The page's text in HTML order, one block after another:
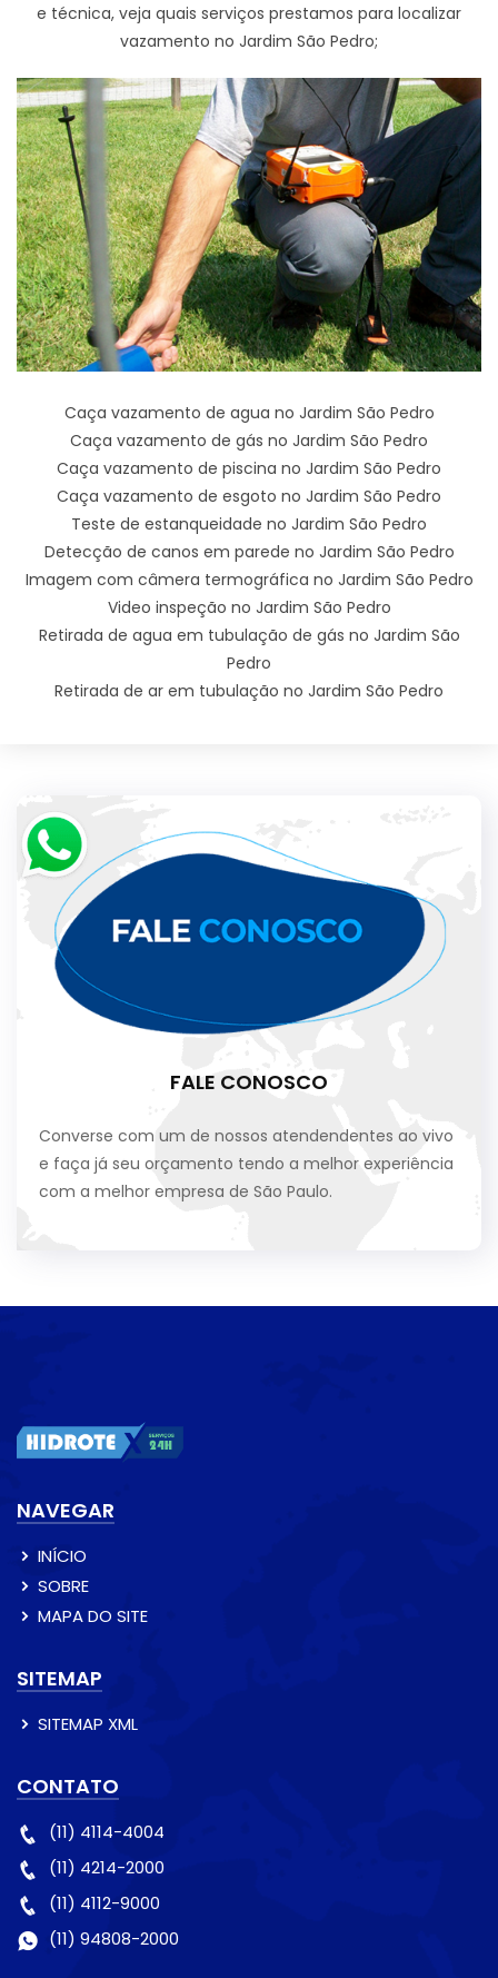
e técnica, veja quais serviços prestamos para localizar
vazamento no Jardim São Pedro;
Caça vazamento de agua no Jardim São Pedro
Caça vazamento de gás no Jardim São Pedro
Caça vazamento de piscina no Jardim São Pedro
Caça vazamento de esgoto no Jardim São Pedro
Teste de estanqueidade no Jardim São Pedro
Detecção de canos em parede no Jardim São Pedro
Imagem com câmera termográfica no Jardim São Pedro
Video inspeção no Jardim São Pedro
Retirada de agua em tubulação de gás no Jardim São
Pedro
Retirada de ar em tubulação no Jardim São Pedro
FALE CONOSCO
Converse com um de nossos atendendentes ao vivo
e faça já seu orçamento tendo a melhor experiência
com a melhor empresa de São Paulo.
NAVEGAR
INÍCIO
SOBRE
MAPA DO SITE
SITEMAP
SITEMAP XML
CONTATO
(11) 4114-4004
(11) 4214-2000
(11) 4112-9000
(11) 94808-2000